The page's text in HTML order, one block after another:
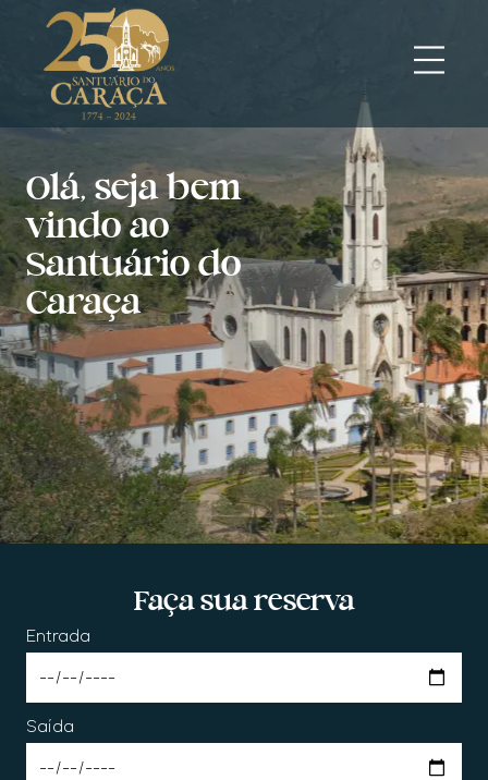
Olá, seja bem
vindo ao
Santuário do
Caraça
Faça sua reserva
Entrada
Saída